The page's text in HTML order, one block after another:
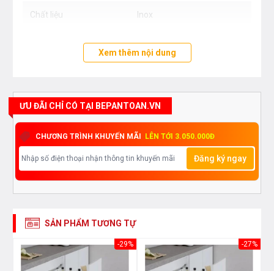
Chất liệu Inox
Xem thêm nội dung
ƯU ĐÃI CHỈ CÓ TẠI BEPANTOAN.VN
CHƯƠNG TRÌNH KHUYẾN MÃI LÊN TỚI 3.050.000Đ
Đăng ký ngay
SẢN PHẨM TƯƠNG TỰ
-29% -27%